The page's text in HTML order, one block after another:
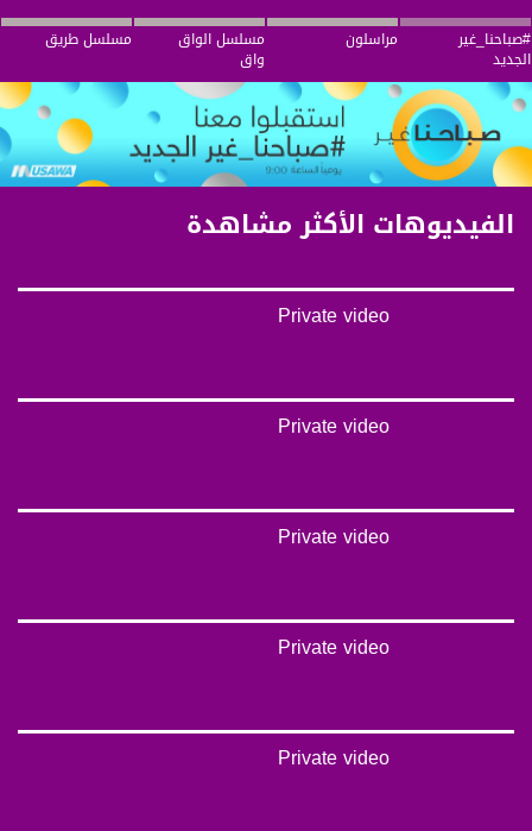
#صباحنا_غير
الجديد
مراسلون مسلسل الواق
واق
مسلسل طريق
الفيديوهات الأكثر مشاهدة
Private video
Private video
Private video
Private video
Private video